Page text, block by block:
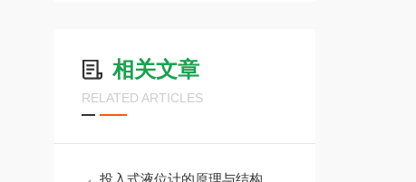
相关文章
RELATED ARTICLES
投入式液位计的原理与结构介绍